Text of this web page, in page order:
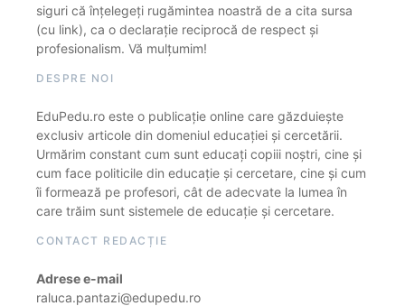
siguri că înțelegeți rugămintea noastră de a cita sursa
(cu link), ca o declarație reciprocă de respect și
profesionalism. Vă mulțumim!
DESPRE NOI
EduPedu.ro este o publicație online care găzduiește
exclusiv articole din domeniul educației și cercetării.
Urmărim constant cum sunt educați copiii noștri, cine și
cum face politicile din educație și cercetare, cine și cum
îi formează pe profesori, cât de adecvate la lumea în
care trăim sunt sistemele de educație și cercetare.
CONTACT REDACȚIE
Adrese e-mail
raluca.pantazi@edupedu.ro